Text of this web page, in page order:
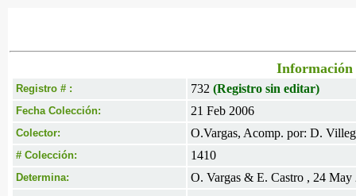
Información
Registro # : 732 (Registro sin editar)
Fecha Colección: 21 Feb 2006
Colector: O.Vargas, Acomp. por: D.
# Colección: 1410
Determina: O. Vargas & E. Castro , 24 May